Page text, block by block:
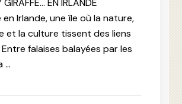
en Irlande, une île où la nature,
et la culture tissent des liens
falaises balayées par les
…